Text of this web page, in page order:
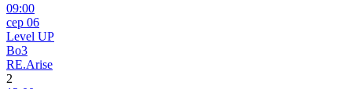
09:00
сер 06
Level UP
Bo3
RE.Arise
2